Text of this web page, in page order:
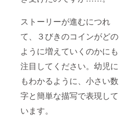
ストーリーが進むにつれ
て、３びきのコインがどの
ように増えていくのかにも
注目してください。幼児に
もわかるように、小さい数
字と簡単な描写で表現して
います。